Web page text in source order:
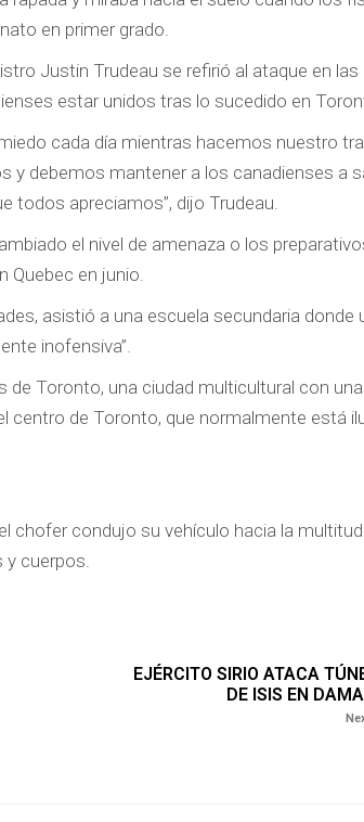
en primer grado.
Justin Trudeau se refirió al ataque en las
estar unidos tras lo sucedido en
cada día mientras hacemos nuestro
y debemos mantener a los canadienses a
todos apreciamos”, dijo Trudeau.
el nivel de amenaza o los
Quebec en junio.
asistió a una escuela secundaria donde
inofensiva”.
Toronto, una ciudad multicultural con
centro de Toronto, que normalmente está
chofer condujo su vehículo hacia la
y cuerpos.
EJÉRCITO SIRIO ATACA
DE ISIS EN